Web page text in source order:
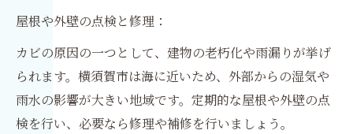
屋根や外壁の点検と修理：
カビの原因の一つとして、建物の老朽化や雨漏りが挙げ
られます。横須賀市は海に近いため、外部からの湿気や
雨水の影響が大きい地域です。定期的な屋根や外壁の点
検を行い、必要なら修理や補修を行いましょう。